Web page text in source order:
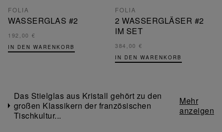
FOLIA
WASSERGLAS #2
192,00 €
IN DEN WARENKORB
FOLIA
2 WASSERGLÄSER #2
IM SET
384,00 €
IN DEN WARENKORB
Das Stielglas aus Kristall gehört zu den
großen Klassikern der französischen
Tischkultur...